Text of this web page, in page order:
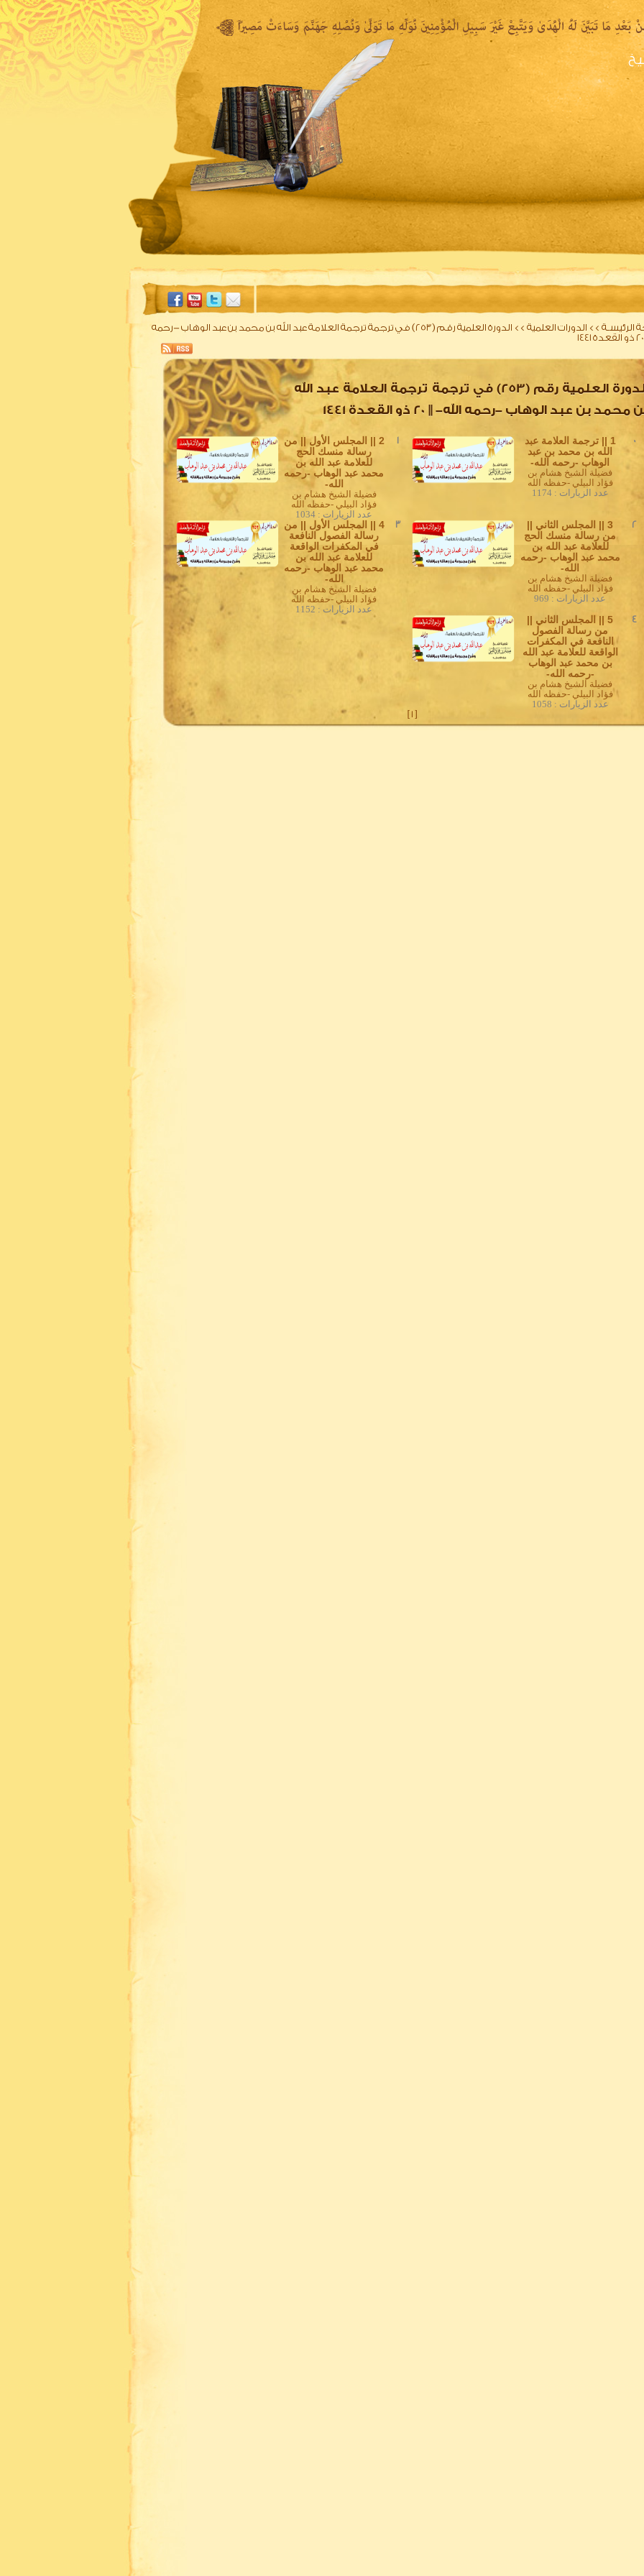
الشيخ المكتبة المقروءة المكتبة الصوتية المكتبة المرئية
الرئيسـة >> الدورات العلمية >>
الدورة العلمية رقم (253) في ترجمة ترجمة العلامة عبد الله بن محمد بن عبد الوهاب -رحمه
الدورة العلمية رقم (253) في ترجمة ترجمة العلامة عبد الله
محمد بن عبد الوهاب -رحمه الله- || 20 ذو القعدة 1441
1 || ترجمة العلامة عبد
الله بن محمد بن عبد
الوهاب -رحمه الله-
0
فضيلة الشيخ هشام بن
فؤاد البيلي -حفظه الله
عدد الزيارات : 1174
2 || المجلس الأول || من
رسالة منسك الحج
للعلامة عبد الله بن
محمد عبد الوهاب -رحمه
الله-
1
فضيلة الشيخ هشام بن
فؤاد البيلي -حفظه الله
عدد الزيارات : 1034
3 || المجلس الثاني ||
من رسالة منسك الحج
للعلامة عبد الله بن
محمد عبد الوهاب -رحمه
الله-
2
فضيلة الشيخ هشام بن
فؤاد البيلي -حفظه الله
عدد الزيارات : 969
4 || المجلس الأول || من
رسالة الفصول النافعة
في المكفرات الواقعة
للعلامة عبد الله بن
محمد عبد الوهاب -رحمه
الله-
3
فضيلة الشيخ هشام بن
فؤاد البيلي -حفظه الله
عدد الزيارات : 1152
5 || المجلس الثاني ||
من رسالة الفصول
النافعة في المكفرات
الواقعة للعلامة عبد الله
بن محمد عبد الوهاب
-رحمه الله-
4
فضيلة الشيخ هشام بن
فؤاد البيلي -حفظه الله
عدد الزيارات : 1058
[
]